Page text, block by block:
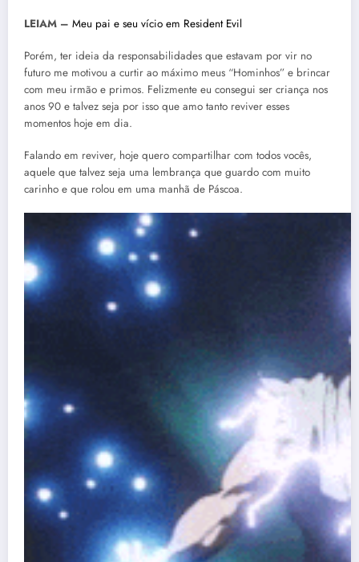
LEIAM – Meu pai e seu vício em Resident Evil
Porém, ter ideia da responsabilidades que estavam por vir no
futuro me motivou a curtir ao máximo meus “Hominhos” e brincar
com meu irmão e primos. Felizmente eu consegui ser criança nos
anos 90 e talvez seja por isso que amo tanto reviver esses
momentos hoje em dia.
Falando em reviver, hoje quero compartilhar com todos vocês,
aquele que talvez seja uma lembrança que guardo com muito
carinho e que rolou em uma manhã de Páscoa.